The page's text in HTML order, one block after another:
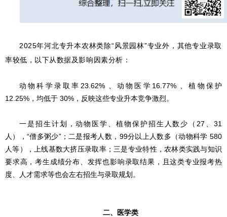
2025年河北专升本农林类除“风景园林”专业外，其他专业录取
率较低，以下从数据及影响因素分析：
动物科学录取率23.62% 、动物医学16.77% 、植物保护
12.25%，均低于 30%，反映这些专业升本竞争激烈。
一是招生计划，动物医学、植物保护招生人数少（27、31
人），“僧多粥少”；二是报考人数，99分以上人数多（动物科学 580
人等），上线基数大挤压录取率；三是专业特性，农林类实践与知识
要求高，考生成绩分布、发挥也影响录取结果，且这类专业报考热
度、人才需求等也会左右招生与录取规划。
二、医学类